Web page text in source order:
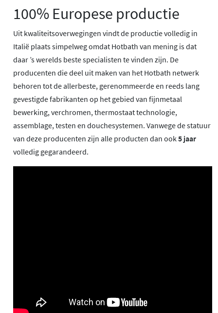
100% Europese productie
Uit kwaliteitsoverwegingen vindt de productie volledig in
Italië plaats simpelweg omdat Hotbath van mening is dat
daar ’s werelds beste specialisten te vinden zijn. De
producenten die deel uit maken van het Hotbath netwerk
behoren tot de allerbeste, gerenommeerde en reeds lang
gevestigde fabrikanten op het gebied van fijnmetaal
bewerking, verchromen, thermostaat technologie,
assemblage, testen en douchesystemen. Vanwege de statuur
van deze producenten zijn alle producten dan ook5 jaar
volledig gegarandeerd.